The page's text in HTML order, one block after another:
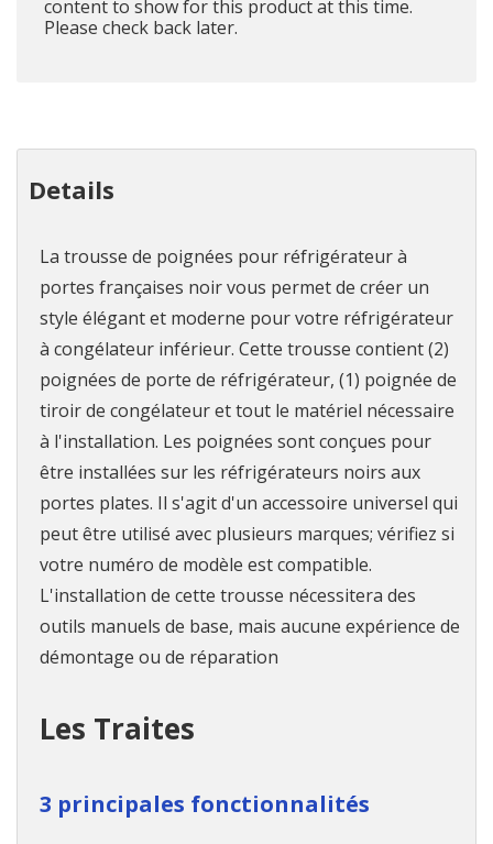
content to show for this product at this time.
Please check back later.
Details
La trousse de poignées pour réfrigérateur à
portes françaises noir vous permet de créer un
style élégant et moderne pour votre réfrigérateur
à congélateur inférieur. Cette trousse contient (2)
poignées de porte de réfrigérateur, (1) poignée de
tiroir de congélateur et tout le matériel nécessaire
à l'installation. Les poignées sont conçues pour
être installées sur les réfrigérateurs noirs aux
portes plates. Il s'agit d'un accessoire universel qui
peut être utilisé avec plusieurs marques; vérifiez si
votre numéro de modèle est compatible.
L'installation de cette trousse nécessitera des
outils manuels de base, mais aucune expérience de
démontage ou de réparation
Les Traites
3 principales fonctionnalités